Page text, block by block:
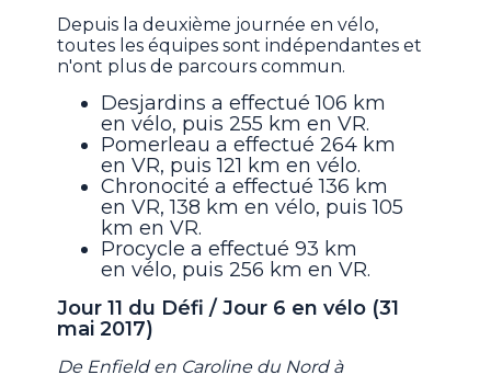
Depuis la deuxième journée en vélo,
toutes les équipes sont indépendantes et
n'ont plus de parcours commun.
Desjardins a effectué 106 km
en vélo, puis 255 km en VR.
Pomerleau a effectué 264 km
en VR, puis 121 km en vélo.
Chronocité a effectué 136 km
en VR, 138 km en vélo, puis 105
km en VR.
Procycle a effectué 93 km
en vélo, puis 256 km en VR.
Jour 11 du Défi / Jour 6 en vélo (31
mai 2017)
De Enfield en Caroline du Nord à